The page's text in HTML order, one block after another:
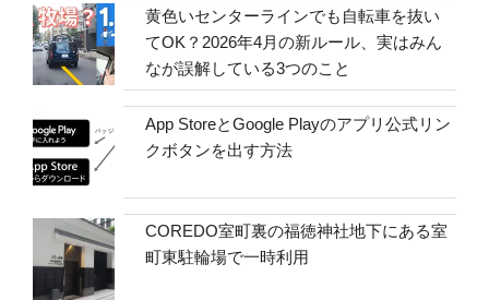
黄色いセンターラインでも自転車を抜い
てOK？2026年4月の新ルール、実はみん
なが誤解している3つのこと
App StoreとGoogle Playのアプリ公式リン
クボタンを出す方法
COREDO室町裏の福徳神社地下にある室
町東駐輪場で一時利用